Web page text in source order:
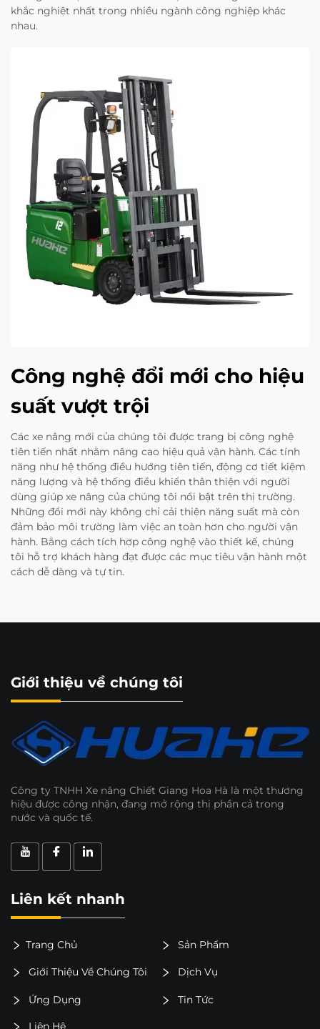
khắc nghiệt nhất trong nhiều ngành công nghiệp khác
nhau.
Công nghệ đổi mới cho hiệu
suất vượt trội
Các xe nâng mới của chúng tôi được trang bị công nghệ
tiên tiến nhất nhằm nâng cao hiệu quả vận hành. Các tính
năng như hệ thống điều hướng tiên tiến, động cơ tiết kiệm
năng lượng và hệ thống điều khiển thân thiện với người
dùng giúp xe nâng của chúng tôi nổi bật trên thị trường.
Những đổi mới này không chỉ cải thiện năng suất mà còn
đảm bảo môi trường làm việc an toàn hơn cho người vận
hành. Bằng cách tích hợp công nghệ vào thiết kế, chúng
tôi hỗ trợ khách hàng đạt được các mục tiêu vận hành một
cách dễ dàng và tự tin.
Giới thiệu về chúng tôi
Công ty TNHH Xe nâng Chiết Giang Hoa Hà là một thương
hiệu được công nhận, đang mở rộng thị phần cả trong
nước và quốc tế.
Liên kết nhanh
Trang Chủ Sản Phẩm
Giới Thiệu Về Chúng Tôi Dịch Vụ
Ứng Dụng Tin Tức
Liên Hệ